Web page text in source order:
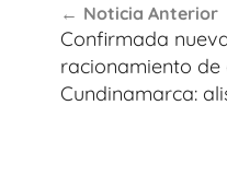
de
entradas
Noticia Anterior
Confirmada
racionamiento
Cundinamarca: